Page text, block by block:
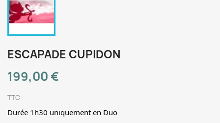
ESCAPADE CUPIDON
199,00 €
TTC
Durée 1h30 uniquement en Duo